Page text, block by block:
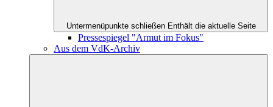
Untermenüpunkte schließen Enthält die aktuelle Seite
Pressespiegel "Armut im Fokus"
Aus dem VdK-Archiv